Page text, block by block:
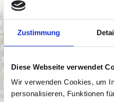
Zustimmung
Diese Webseite verwendet
Wir verwenden Cookies, um
personalisieren, Funktionen